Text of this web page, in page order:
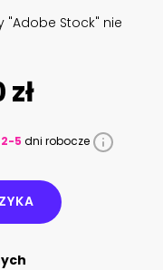
"Adobe Stock" nie
zł
2-5 dni robocze